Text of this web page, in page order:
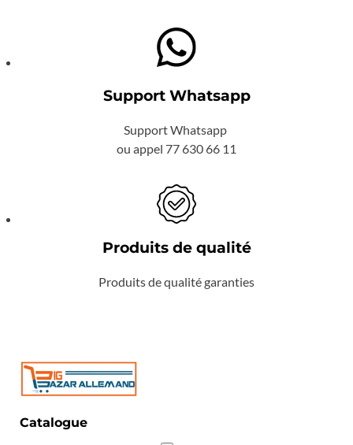
Support Whatsapp
Support Whatsapp
ou appel 77 630 66 11
Produits de qualité
Produits de qualité garanties
Catalogue